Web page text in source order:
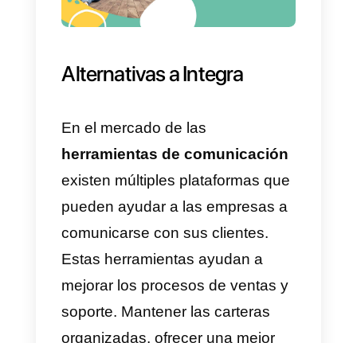
3) Herramienta enfocada solo en
5) Soporte un poco ineficiente.